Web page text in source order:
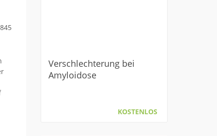
Verschlechterung bei
Amyloidose
KOSTENLOS